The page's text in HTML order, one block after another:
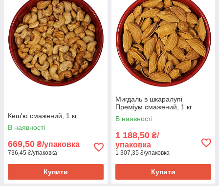
Кеш'ю смажений, 1 кг
В наявності
669,50 ₴/упаковка
736,45 ₴/упаковка
Купити
Мигдаль в шкаралупі
Преміум смажений, 1 кг
В наявності
1 188,50 ₴/
упаковка
1 307,35 ₴/упаковка
Купити